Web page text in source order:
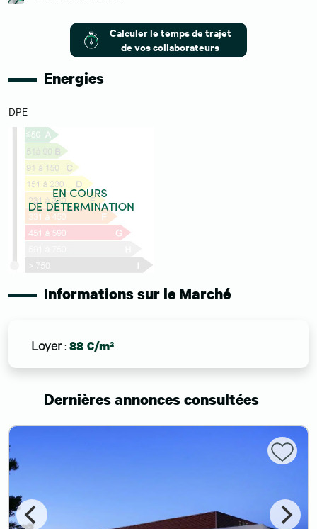
Calculer le temps de trajet
de vos collaborateurs
Energies
DPE
Informations sur le Marché
Loyer: 88 €/m²
Dernières annonces consultées